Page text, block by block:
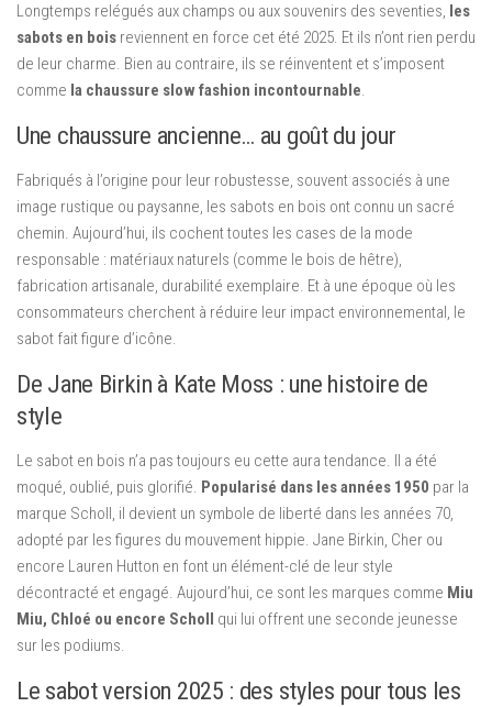
Longtemps relégués aux champs ou aux souvenirs des seventies, les
sabots en bois reviennent en force cet été 2025. Et ils n’ont rien perdu
de leur charme. Bien au contraire, ils se réinventent et s’imposent
comme la chaussure slow fashion incontournable.
Une chaussure ancienne… au goût du jour
Fabriqués à l’origine pour leur robustesse, souvent associés à une
image rustique ou paysanne, les sabots en bois ont connu un sacré
chemin. Aujourd’hui, ils cochent toutes les cases de la mode
responsable : matériaux naturels (comme le bois de hêtre),
fabrication artisanale, durabilité exemplaire. Et à une époque où les
consommateurs cherchent à réduire leur impact environnemental, le
sabot fait figure d’icône.
De Jane Birkin à Kate Moss : une histoire de
style
Le sabot en bois n’a pas toujours eu cette aura tendance. Il a été
moqué, oublié, puis glorifié. Popularisé dans les années 1950 par la
marque Scholl, il devient un symbole de liberté dans les années 70,
adopté par les figures du mouvement hippie. Jane Birkin, Cher ou
encore Lauren Hutton en font un élément-clé de leur style
décontracté et engagé. Aujourd’hui, ce sont les marques comme Miu
Miu, Chloé ou encore Scholl qui lui offrent une seconde jeunesse
sur les podiums.
Le sabot version 2025 : des styles pour tous les